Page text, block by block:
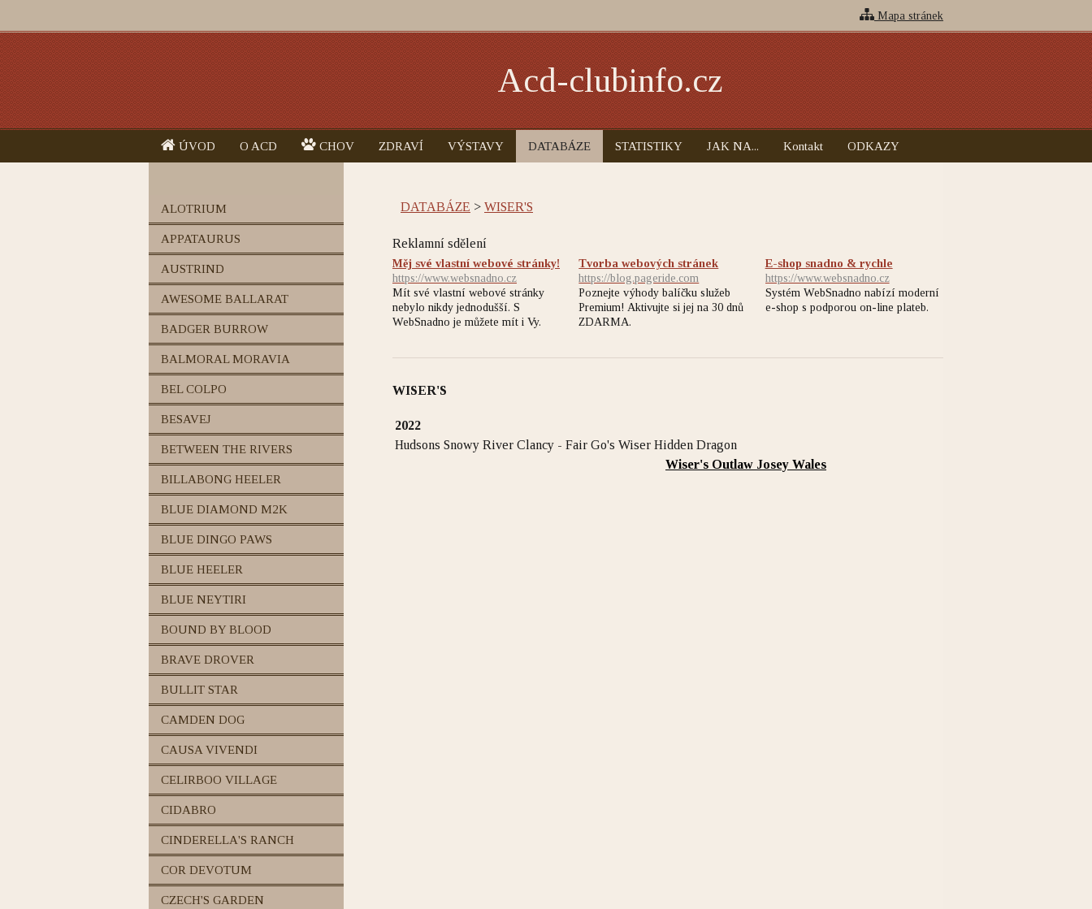
Mapa stránek
Acd-clubinfo.cz
ÚVOD O ACD CHOV ZDRAVÍ VÝSTAVY DATABÁZE STATISTIKY JAK NA... Kontakt ODKAZY
DATABÁZE > WISER'S
Reklamní sdělení
Měj své vlastní webové stránky!
https://www.websnadno.cz
Mít své vlastní webové stránky
nebylo nikdy jednodušší. S
WebSnadno je můžete mít i Vy.
Tvorba webových stránek
https://blog.pageride.com
Poznejte výhody balíčku služeb
Premium! Aktivujte si jej na 30 dnů
ZDARMA.
E-shop snadno & rychle
https://www.websnadno.cz
Systém WebSnadno nabízí moderní
e-shop s podporou on-line plateb.
WISER'S
2022
Hudsons Snowy River Clancy - Fair Go's Wiser Hidden Dragon
Wiser's Outlaw Josey Wales
ALOTRIUM
APPATAURUS
AUSTRIND
AWESOME BALLARAT
BADGER BURROW
BALMORAL MORAVIA
BEL COLPO
BESAVEJ
BETWEEN THE RIVERS
BILLABONG HEELER
BLUE DIAMOND M2K
BLUE DINGO PAWS
BLUE HEELER
BLUE NEYTIRI
BOUND BY BLOOD
BRAVE DROVER
BULLIT STAR
CAMDEN DOG
CAUSA VIVENDI
CELIRBOO VILLAGE
CIDABRO
CINDERELLA'S RANCH
COR DEVOTUM
CZECH'S GARDEN